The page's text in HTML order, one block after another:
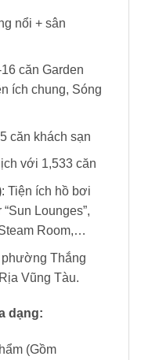
nổi + sân
căn Garden
ích chung, Sóng
căn khách sạn
với 1,533 căn
: Tiện ích hồ bơi
Lounges”,
Room,…
Thắng
Vũng Tàu.
dạng:
(Gồm